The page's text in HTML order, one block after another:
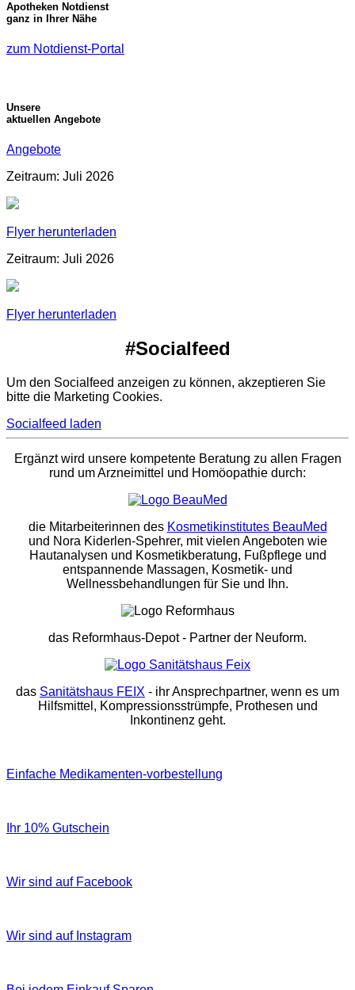
Apotheken Notdienst
ganz in Ihrer Nähe
zum Notdienst-Portal
Unsere
aktuellen Angebote
Angebote
Zeitraum: Juli 2026
Flyer herunterladen
Zeitraum: Juli 2026
Flyer herunterladen
#Socialfeed
Um den Socialfeed anzeigen zu können, akzeptieren Sie
bitte die Marketing Cookies.
Socialfeed laden
Ergänzt wird unsere kompetente Beratung zu allen Fragen
rund um Arzneimittel und Homöopathie durch:
die Mitarbeiterinnen des Kosmetikinstitutes BeauMed
und Nora Kiderlen-Spehrer, mit vielen Angeboten wie
Hautanalysen und Kosmetikberatung, Fußpflege und
entspannende Massagen, Kosmetik- und
Wellnessbehandlungen für Sie und Ihn.
das Reformhaus-Depot- Partner der Neuform.
das Sanitätshaus FEIX - ihr Ansprechpartner, wenn es um
Hilfsmittel, Kompressionsstrümpfe, Prothesen und
Inkontinenz geht.
Einfache Medikamenten-vorbestellung
Ihr 10% Gutschein
Wir sind auf Facebook
Wir sind auf Instagram